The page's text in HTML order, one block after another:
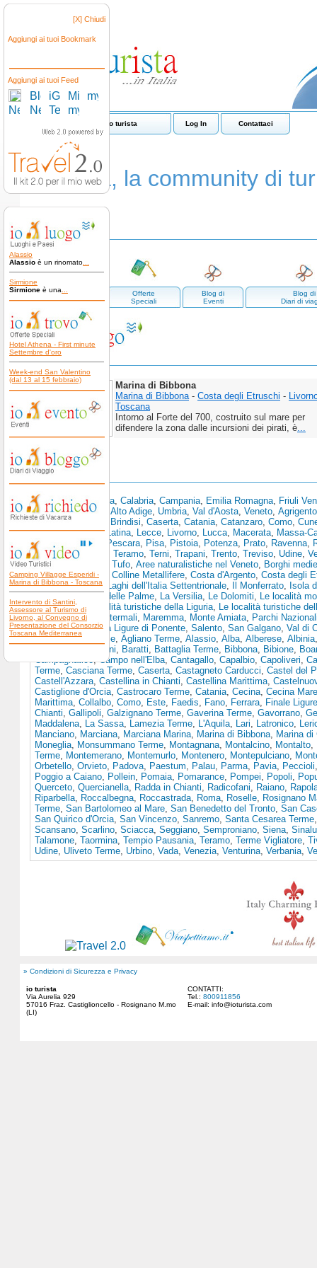
[X] Chiudi
Aggiungi ai tuoi Bookmark
Aggiungi ai tuoi Feed
Alassio
Alassio è un rinomato
Sirmione
Sirmione è una
Hotel Athena - First minute
Settembre d'oro
Week-end San Valentino
(dal 13 al 15 febbraio)
Camping Villagge Esperidi -
Marina di Bibbona - Toscana
Intervento di Santini,
Assessore al Turismo di
Livorno, al Convegno di
Presentazione del Consorzio
Toscana Mediterranea
Come funziona io turista Log In Contattaci
io turista, la community di
Luoghi e
paesi
Offerte
Speciali
Blog di
Eventi
Blog di
Diari di
Marina di Bibbona
Marina di Bibbona- Costa degli Etruschi -
Toscana
Intorno al Forte del 700, costruito sul mare per
difendere la zona dalle incursioni dei pirati, è...
Scopri anche:
Abruzzo , Basilicata, Calabria, Campania, Emilia Romagna, Friuli
Toscana,Trentino Alto Adige, Umbria, Val d'Aosta, Veneto, Agrigento
Bolzano, Brindisi, Caserta, Catania, Catanzaro, Como,
Spezia,L'Aquila, Latina, Lecce, Livorno, Lucca, Macerata, Massa-
Pesaro e Urbino
Pescara, Pisa, Pistoia, Potenza, Prato, Ravenna,
Siracusa,Sondrio Teramo, Terni, Trapani, Trento, Treviso, Udine,
Toscano
Area del Tufo, Aree naturalistiche nel Veneto, Borghi
Storiche Toscane
Colline Metallifere, Costa d'Argento, Costa degli
Golfo dei Poeti,I Laghi dell'Italia Settentrionale, Il Monferrato, Isola
La Riviera Ligure delle Palme, La Versilia, Le Dolomiti, Le località
Piemonte, Le località turistiche della Liguria, Le località turistiche
Toscana,Località termali, Maremma, Monte Amiata, Parchi
di Levante,Riviera Ligure di Ponente, Salento, San Galgano, Val di
Terme,Acqui terme, Agliano Terme, Alassio, Alba, Alberese, Albinia
Bagno Vignoni, Baratti, Battaglia Terme, Bibbona, Bibione,
Campagnatico,Campo nell'Elba, Cantagallo, Capalbio, Capoliveri,
Terme, Casciana Terme, Caserta, Castagneto Carducci, Castel del
Castell'Azzara, Castellina in Chianti, Castellina Marittima,
Castiglione d'Orcia, Castrocaro Terme, Catania, Cecina, Cecina Mare
Marittima, Collalbo, Como, Este, Faedis, Fano, Ferrara, Finale Ligure
Chianti, Gallipoli, Galzignano Terme, Gaverina Terme, Gavorrano,
Maddalena, La Sassa, Lamezia Terme, L'Aquila, Lari, Latronico,
Manciano, Marciana, Marciana Marina, Marina di Bibbona, Marina di
Moneglia, Monsummano Terme, Montagnana, Montalcino, Montalto,
Terme, Montemerano, Montemurlo, Montenero, Montepulciano,
Orbetello, Orvieto, Padova, Paestum, Palau, Parma, Pavia, Peccioli
Poggio a Caiano, Pollein, Pomaia, Pomarance, Pompei, Popoli,
Querceto, Quercianella, Radda in Chianti, Radicofani, Raiano,
Riparbella, Roccalbegna, Roccastrada, Roma, Roselle, Rosignano
Terme, San Bartolomeo al Mare, San Benedetto del Tronto, San
San Quirico d'Orcia, San Vincenzo, Sanremo, Santa Cesarea Terme
Scansano, Scarlino, Sciacca, Seggiano, Semproniano, Siena,
Talamone, Taormina, Tempio Pausania, Teramo, Terme Vigliatore,
Udine, Uliveto Terme, Urbino, Vada, Venezia, Venturina, Verbania,
» Condizioni di Sicurezza e Privacy
io turista
Via Aurelia 929
57016 Fraz. Castiglioncello - Rosignano M.mo
(LI)
CONTATTI:
Tel.: 800911856
E-mail: info@ioturista.com